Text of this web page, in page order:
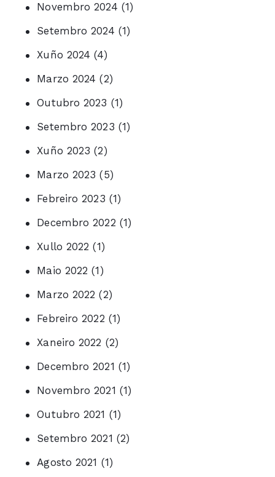
Novembro 2024 (1)
Setembro 2024 (1)
Xuño 2024 (4)
Marzo 2024 (2)
Outubro 2023 (1)
Setembro 2023 (1)
Xuño 2023 (2)
Marzo 2023 (5)
Febreiro 2023 (1)
Decembro 2022 (1)
Xullo 2022 (1)
Maio 2022 (1)
Marzo 2022 (2)
Febreiro 2022 (1)
Xaneiro 2022 (2)
Decembro 2021 (1)
Novembro 2021 (1)
Outubro 2021 (1)
Setembro 2021 (2)
Agosto 2021 (1)